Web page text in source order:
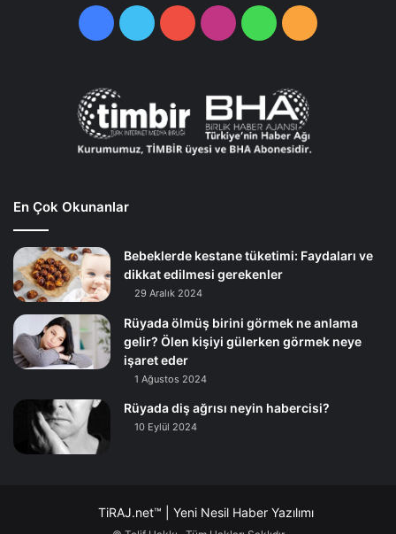
FacebookTwitterYouTubeInstagramWhatsApp
RSS
En Çok Okunanlar
Bebeklerde kestane tüketimi: Faydaları ve
dikkat edilmesi gerekenler
29 Aralık 2024
Rüyada ölmüş birini görmek ne anlama
gelir? Ölen kişiyi gülerken görmek neye
işaret eder
1 Ağustos 2024
Rüyada diş ağrısı neyin habercisi?
10 Eylül 2024
TiRAJ.net™ | Yeni Nesil Haber Yazılımı